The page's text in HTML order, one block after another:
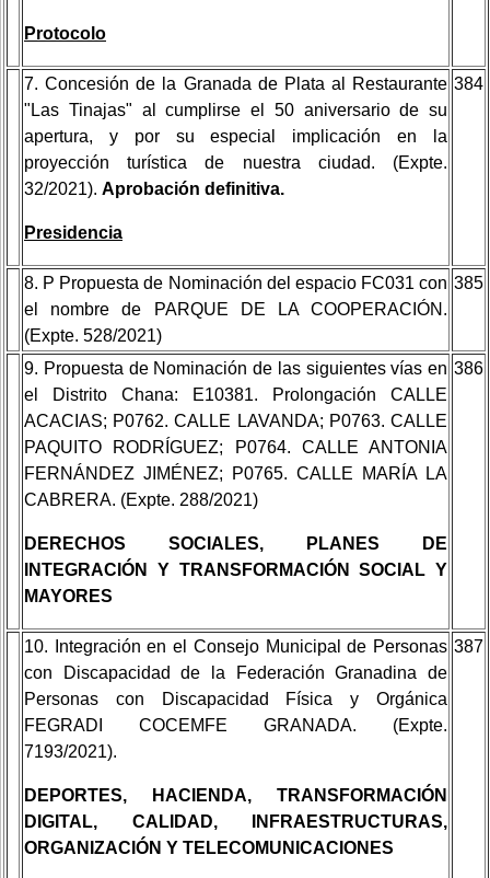
Protocolo
7. Concesión de la Granada de Plata al Restaurante
"Las Tinajas" al cumplirse el 50 aniversario de su
apertura, y por su especial implicación en la
proyección turística de nuestra ciudad. (Expte.
32/2021). Aprobación definitiva.
Presidencia
384
8. P Propuesta de Nominación del espacio FC031 con
el nombre de PARQUE DE LA COOPERACIÓN.
(Expte. 528/2021)
385
9. Propuesta de Nominación de las siguientes vías en
el Distrito Chana: E10381. Prolongación CALLE
ACACIAS; P0762. CALLE LAVANDA; P0763. CALLE
PAQUITO RODRÍGUEZ; P0764. CALLE ANTONIA
FERNÁNDEZ JIMÉNEZ; P0765. CALLE MARÍA LA
CABRERA. (Expte. 288/2021)
DERECHOS SOCIALES, PLANES DE
INTEGRACIÓN Y TRANSFORMACIÓN SOCIAL Y
MAYORES
386
10. Integración en el Consejo Municipal de Personas
con Discapacidad de la Federación Granadina de
Personas con Discapacidad Física y Orgánica
FEGRADI COCEMFE GRANADA. (Expte.
7193/2021).
DEPORTES, HACIENDA, TRANSFORMACIÓN
DIGITAL, CALIDAD, INFRAESTRUCTURAS,
ORGANIZACIÓN Y TELECOMUNICACIONES
387